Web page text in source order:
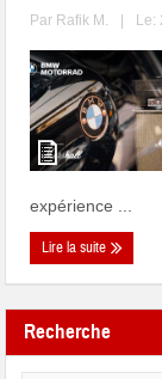
Par Rafik M. Le:
expérience ...
Lire la suite
Recherche